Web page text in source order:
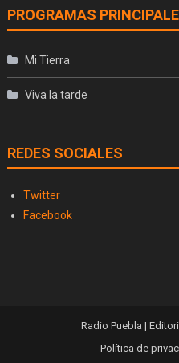
PROGRAMAS
Mi Tierra
Viva la tarde
REDES SOCIALES
Twitter
Facebook
Radio Puebla |
Política de